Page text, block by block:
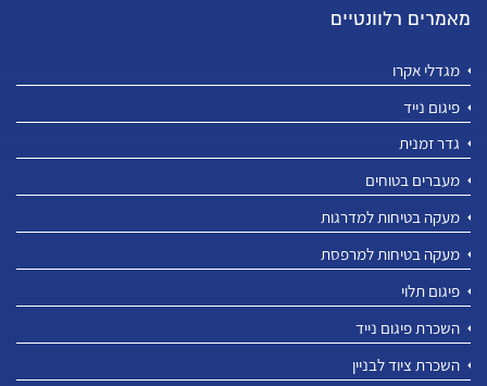
מאמרים רלוונטיים
מגדלי אקרו
פיגום נייד
גדר זמנית
מעברים בטוחים
מעקה בטיחות למדרגות
מעקה בטיחות למרפסת
פיגום תלוי
השכרת פיגום נייד
השכרת ציוד לבניין